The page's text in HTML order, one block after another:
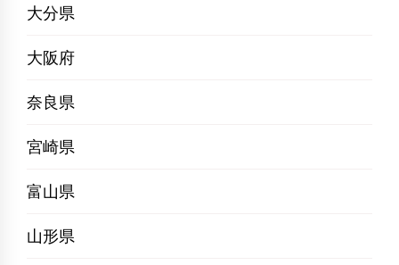
大分県
大阪府
奈良県
宮崎県
富山県
山形県